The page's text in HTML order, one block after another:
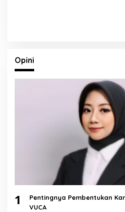
Opini
1
Pentingnya Pembentukan
VUCA